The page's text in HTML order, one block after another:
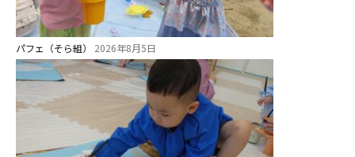
パフェ（そら組） 2026年8月5日
お知らせ
今日の幼稚園
園児募集要項